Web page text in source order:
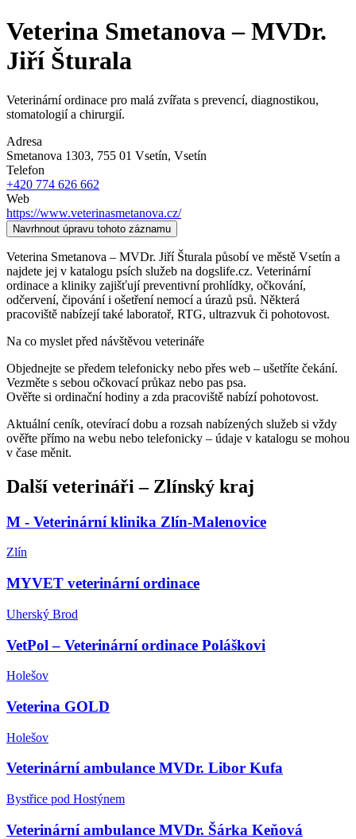
Veterina Smetanova – MVDr.
Jiří Šturala
Veterinární ordinace pro malá zvířata s prevencí, diagnostikou,
stomatologií a chirurgií.
Adresa
Smetanova 1303, 755 01 Vsetín, Vsetín
Telefon
+420 774 626 662
Web
https://www.veterinasmetanova.cz/
Navrhnout úpravu tohoto záznamu
Veterina Smetanova – MVDr. Jiří Šturala působí ve městě Vsetín a
najdete jej v katalogu psích služeb na dogslife.cz. Veterinární
ordinace a kliniky zajišťují preventivní prohlídky, očkování,
odčervení, čipování i ošetření nemocí a úrazů psů. Některá
pracoviště nabízejí také laboratoř, RTG, ultrazvuk či pohotovost.
Na co myslet před návštěvou veterináře
Objednejte se předem telefonicky nebo přes web – ušetříte čekání.
Vezměte s sebou očkovací průkaz nebo pas psa.
Ověřte si ordinační hodiny a zda pracoviště nabízí pohotovost.
Aktuální ceník, otevírací dobu a rozsah nabízených služeb si vždy
ověřte přímo na webu nebo telefonicky – údaje v katalogu se mohou
v čase měnit.
Další veterináři – Zlínský kraj
M - Veterinární klinika Zlín-Malenovice
Zlín
MYVET veterinární ordinace
Uherský Brod
VetPol – Veterinární ordinace Poláškovi
Holešov
Veterina GOLD
Holešov
Veterinární ambulance MVDr. Libor Kufa
Bystřice pod Hostýnem
Veterinární ambulance MVDr. Šárka Keňová